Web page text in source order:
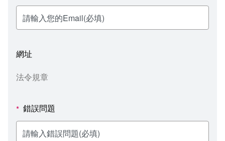
報名系統
線上報名查詢
研發處
秘書處出納組
秘書處文書組
教學媒體處
電算中心
文化藝術學系
健康管理與促進學系
網路選課
校園行事曆
消耗品申請
教室‧會議室預約系統
線上報修最新消息
法令規章
政府公開資訊
常見問答
意見信箱
各單位意見信箱
影音資訊
網址
法令規章
* 錯誤問題